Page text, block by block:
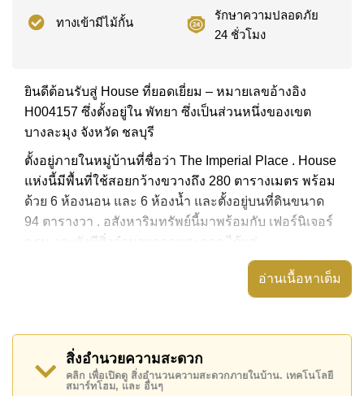
ทางเข้ามีไม้กั้น
รักษาความปลอดภัย
24 ชั่วโมง
ยินดีต้อนรับสู่ House ที่ยอดเยี่ยม – หมายเลขอ้างอิง
H004157 ซึ่งตั้งอยู่ใน พัทยา ซึ่งเป็นส่วนหนึ่งของเขต
บางละมุง จังหวัด ชลบุรี
ตั้งอยู่ภายในหมู่บ้านที่ชื่อว่า The Imperial Place . House
แห่งนี้มีพื้นที่ใช้สอยกว้างขวางถึง 280 ตารางเมตร พร้อม
ด้วย 6 ห้องนอน และ 6 ห้องน้ำ และตั้งอยู่บนที่ดินขนาด
94 ตารางวา . อสังหาริมทรัพย์นี้มาพร้อมกับ เฟอร์นิเจอร์
ครบ และยังมีสิ่งอำนวยความสะดวก ได้แก่ ,
อสังหาริมทรัพย์นี้สามารถใช้ สระว่ายน้ำ ส่วนตัว ได้
The Imperial Place มีสิ่งอำนวยความสะดวกส่วนกลาง
สถานที่สำคัญใกล้ The Imperial Place ได้แก่: เดินทางไป
ชายหาดได้ง่าย, ไกล้เคียงรถประจำทาง , หาดพัทยา, หาด
จอมเทียน , เอเชีย 9 หลุม กอล์ฟ, สยามคันทรีคลับ (สนาม
อ่านเนื้อหาเต็ม
สิ่งอำนวยความสะดวก
คลิก เพื่อเปิดดู สิ่งอำนวนความสะดวกภายในบ้าน. เทคโนโลยี
สมาร์ทโฮม, และ อื่นๆ